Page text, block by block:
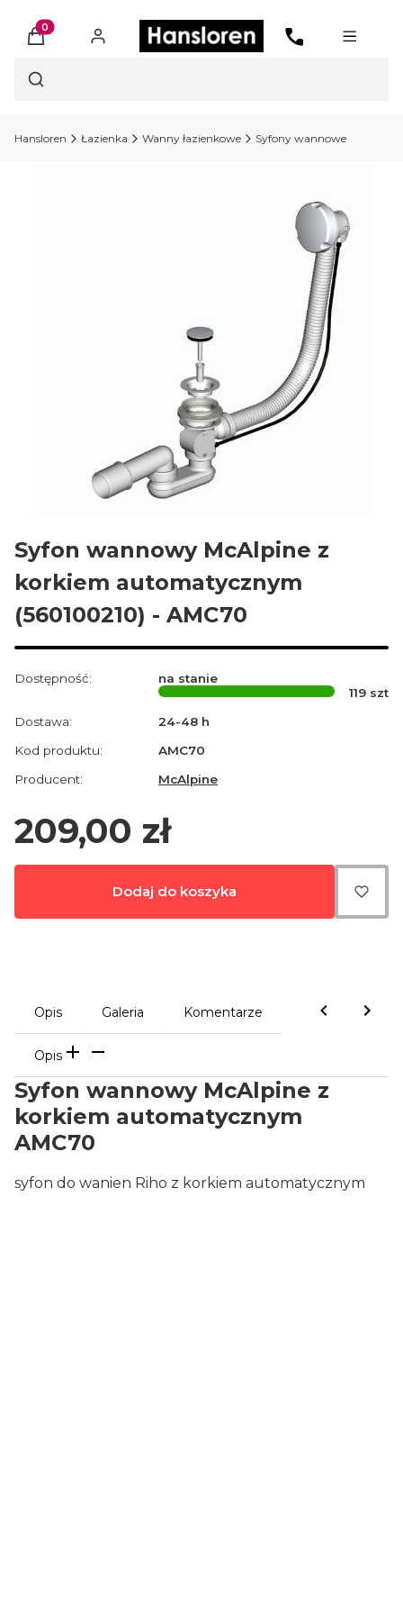
Produkty w koszyku: 0. Zobacz szczegóły
Otwórz wyszukiwarkę
Hansloren Łazienka Wanny łazienkowe Syfony wannowe
Syfon wannowy McAlpine z
korkiem automatycznym
(560100210) - AMC70
Dostępność:
na stanie
119 szt
Dostawa:
24-48 h
Kod produktu:
AMC70
Producent:
McAlpine
Cena
209,00 zł
Dodaj do koszyka
Opis Galeria Komentarze
Opis
Syfon wannowy McAlpine z
korkiem automatycznym
AMC70
syfon do wanien Riho z korkiem automatycznym